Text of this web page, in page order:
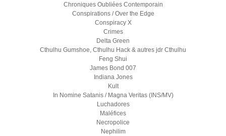
Chroniques Oubliées Contemporain
Conspirations / Over the Edge
Conspiracy X
Crimes
Delta Green
Cthulhu Gumshoe, Cthulhu Hack & autres jdr Cthulhu
Feng Shui
James Bond 007
Indiana Jones
Kult
In Nomine Satanis / Magna Veritas (INS/MV)
Luchadores
Maléfices
Necropolice
Nephilim